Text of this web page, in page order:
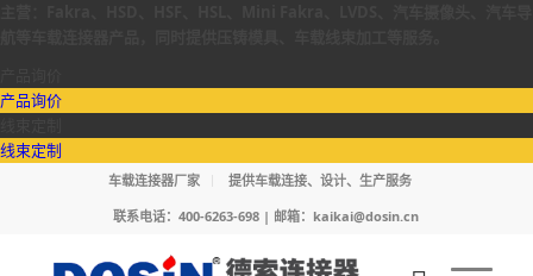
产品询价
线束定制
车载连接器厂家
提供车载连接、设计、生产服务
联系电话：400-6263-698 | 邮箱： kaikai@dosin.cn